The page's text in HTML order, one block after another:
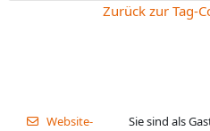
Zurück zur Tag-
Website-
Sie sind als